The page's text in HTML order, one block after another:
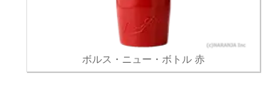
ボルス・ニュー・ボトル 赤